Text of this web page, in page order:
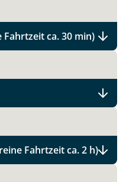
Fahrtzeit ca. 30 min)
Fahrtzeit ca. 2 h)